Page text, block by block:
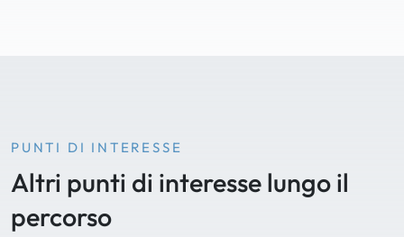
PUNTI DI INTERESSE
Altri punti di interesse lungo il
percorso